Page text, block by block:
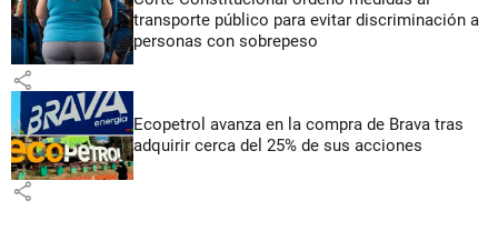
transporte público para evitar discriminación a
personas con sobrepeso
share
Ecopetrol avanza en la compra de Brava tras
adquirir cerca del 25% de sus acciones
share